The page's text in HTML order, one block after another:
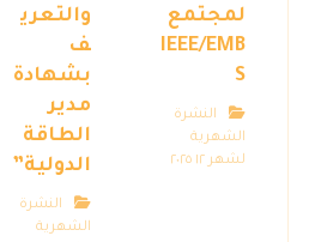
لمجتمع
IEEE/EMB
S
النشرة
الشهرية
لشهر ١٢ ٢٠٢٥
والتعري
ف
بشهادة
مدير
الطاقة
الدولية”
النشرة
الشهرية